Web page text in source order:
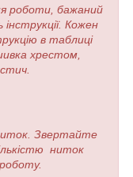
роботи, бажаний
Кожен
в таблиці
хрестом,
Звертайте
ниток